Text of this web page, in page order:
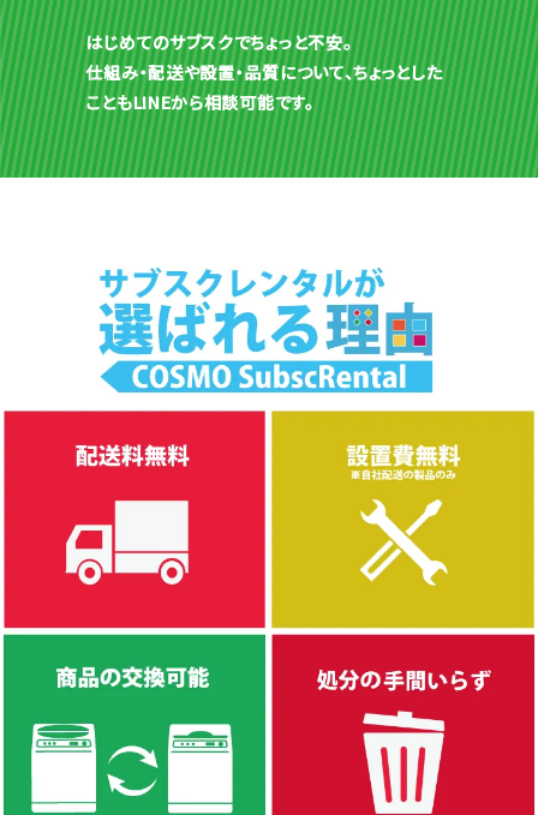
はじめてのサブスクでちょっと不安。
仕組み・配送や設置・品質について、ちょっとした
こともLINEから相談可能です。